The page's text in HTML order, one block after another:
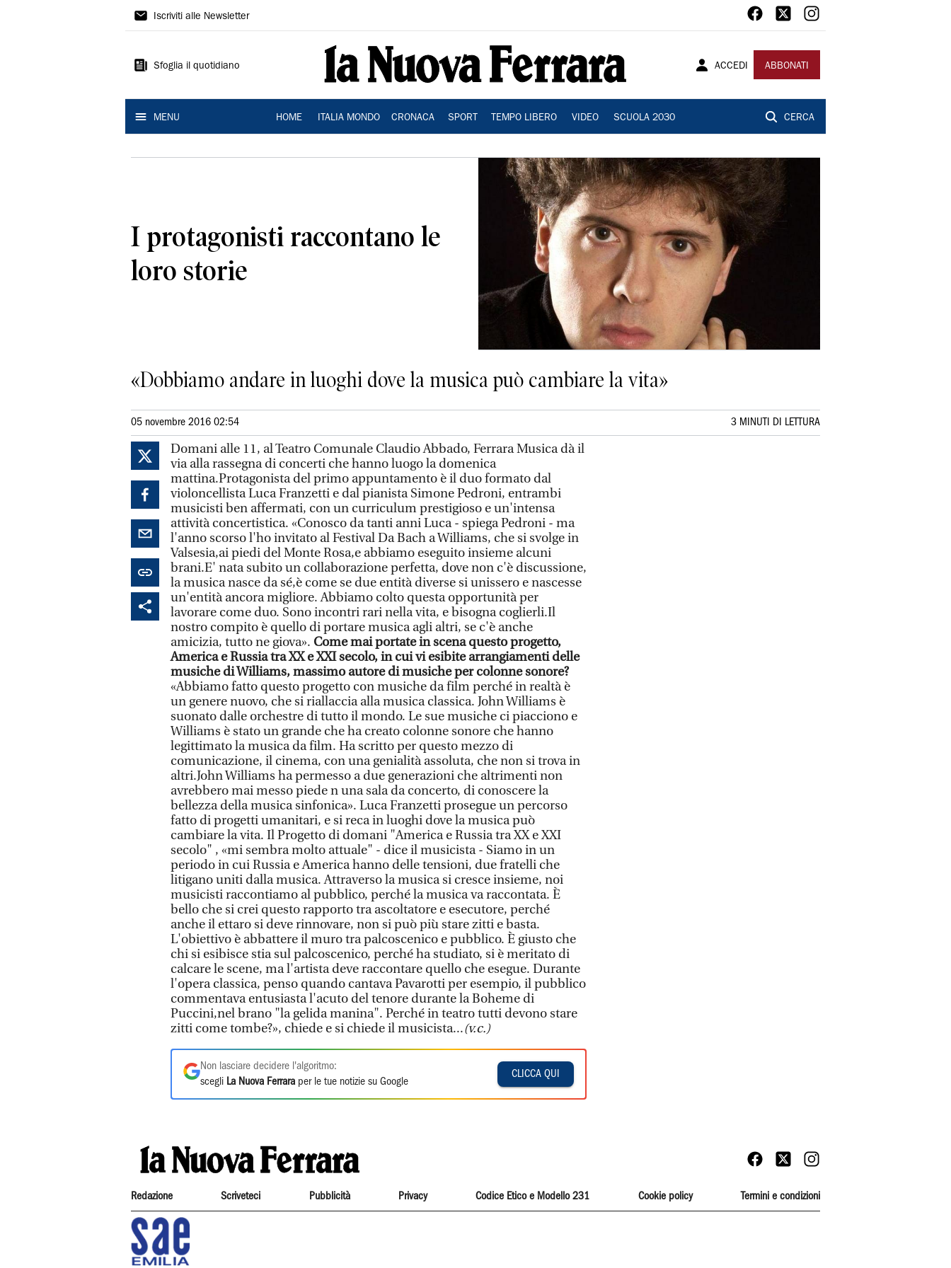
La
Ferrara
Iscriviti alle Newsletter
Sfoglia il quotidiano ACCEDI ABBONATI
MENU HOME ITALIA MONDO CRONACA SPORT TEMPO LIBERO VIDEO SCUOLA 2030 CERCA
I protagonisti raccontano le
loro storie
«Dobbiamo andare in luoghi dove la musica può cambiare la vita»
05 novembre 2016 02:54 3 MINUTI DI LETTURA
Domani alle 11, al Teatro Comunale Claudio Abbado, Ferrara Musica dà il
via alla rassegna di concerti che hanno luogo la domenica
mattina.Protagonista del primo appuntamento è il duo formato dal
violoncellista Luca Franzetti e dal pianista Simone Pedroni, entrambi
musicisti ben affermati, con un curriculum prestigioso e un'intensa
attività concertistica. «Conosco da tanti anni Luca - spiega Pedroni - ma
l'anno scorso l'ho invitato al Festival Da Bach a Williams, che si svolge in
Valsesia,ai piedi del Monte Rosa,e abbiamo eseguito insieme alcuni
brani.E' nata subito un collaborazione perfetta, dove non c'è discussione,
la musica nasce da sé,è come se due entità diverse si unissero e nascesse
un'entità ancora migliore. Abbiamo colto questa opportunità per
lavorare come duo. Sono incontri rari nella vita, e bisogna coglierli.Il
nostro compito è quello di portare musica agli altri, se c'è anche
amicizia, tutto ne giova». Come mai portate in scena questo progetto,
America e Russia tra XX e XXI secolo, in cui vi esibite arrangiamenti delle
musiche di Williams, massimo autore di musiche per colonne sonore?
«Abbiamo fatto questo progetto con musiche da film perché in realtà è
un genere nuovo, che si riallaccia alla musica classica. John Williams è
suonato dalle orchestre di tutto il mondo. Le sue musiche ci piacciono e
Williams è stato un grande che ha creato colonne sonore che hanno
legittimato la musica da film. Ha scritto per questo mezzo di
comunicazione, il cinema, con una genialità assoluta, che non si trova in
altri.John Williams ha permesso a due generazioni che altrimenti non
avrebbero mai messo piede n una sala da concerto, di conoscere la
bellezza della musica sinfonica». Luca Franzetti prosegue un percorso
fatto di progetti umanitari, e si reca in luoghi dove la musica può
cambiare la vita. Il Progetto di domani "America e Russia tra XX e XXI
secolo" , «mi sembra molto attuale" - dice il musicista - Siamo in un
periodo in cui Russia e America hanno delle tensioni, due fratelli che
litigano uniti dalla musica. Attraverso la musica si cresce insieme, noi
musicisti raccontiamo al pubblico, perché la musica va raccontata. È
bello che si crei questo rapporto tra ascoltatore e esecutore, perché
anche il ettaro si deve rinnovare, non si può più stare zitti e basta.
L'obiettivo è abbattere il muro tra palcoscenico e pubblico. È giusto che
chi si esibisce stia sul palcoscenico, perché ha studiato, si è meritato di
calcare le scene, ma l'artista deve raccontare quello che esegue. Durante
l'opera classica, penso quando cantava Pavarotti per esempio, il pubblico
commentava entusiasta l'acuto del tenore durante la Boheme di
Puccini,nel brano "la gelida manina". Perché in teatro tutti devono stare
zitti come tombe?», chiede e si chiede il musicista...(v.c.)
Non lasciare decidere l'algoritmo:
scegli La Nuova Ferrara per le tue notizie su Google
CLICCA QUI
Redazione Scriveteci Pubblicità Privacy Codice Etico e Modello 231 Cookie policy Termini e condizioni